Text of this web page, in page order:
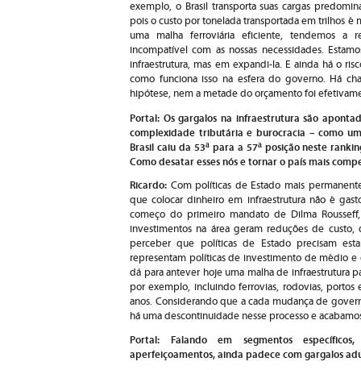
exemplo, o Brasil transporta suas cargas
pois o custo por tonelada transportada em trilhos
uma malha ferroviária eficiente, tendemos a
incompatível com as nossas necessidades.
infraestrutura, mas em expandi-la. E ainda há o
como funciona isso na esfera do governo. Há
hipótese, nem a metade do orçamento foi
Portal: Os gargalos na infraestrutura são
complexidade tributária e burocracia – como
Brasil caiu da 53ª para a 57ª posição neste
Como desatar esses nós e tornar o país mais
Ricardo: Com políticas de Estado mais
que colocar dinheiro em infraestrutura não é
começo do primeiro mandato de Dilma
investimentos na área geram reduções de
perceber que políticas de Estado precisam
representam políticas de investimento de médio
dá para antever hoje uma malha de infraestrutura
por exemplo, incluindo ferrovias, rodovias,
anos. Considerando que a cada mudança de
há uma descontinuidade nesse processo e
Portal: Falando em segmentos
aperfeiçoamentos, ainda padece com gargalos